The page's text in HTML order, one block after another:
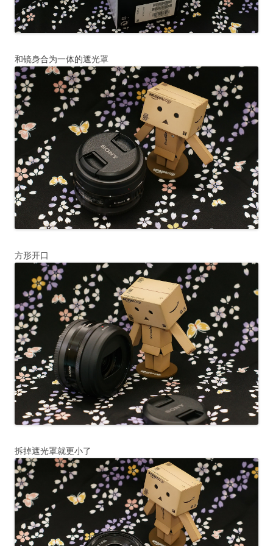
和镜身合为一体的遮光罩
方形开口
拆掉遮光罩就更小了